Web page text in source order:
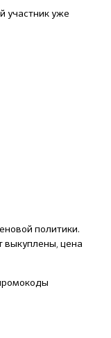
участник уже
политики.
выкуплены, цена